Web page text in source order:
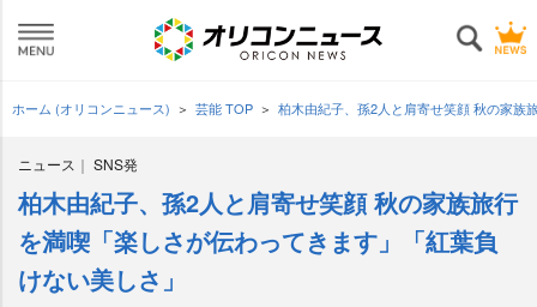
ホーム (オリコンニュース) 芸能 TOP 柏木由紀子、孫2人と肩寄せ笑顔 秋の家族
ニュース SNS発
柏木由紀子、孫2人と肩寄せ笑顔 秋の家族旅行
を満喫「楽しさが伝わってきます」「紅葉負
けない美しさ」